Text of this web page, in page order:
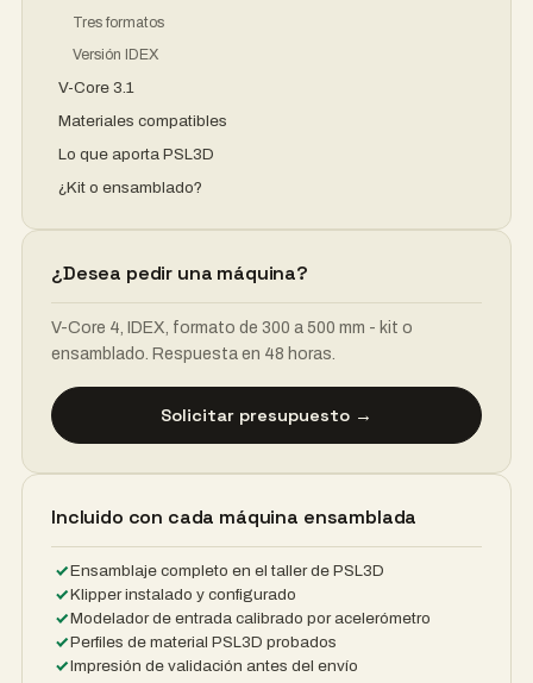
Tres formatos
Versión IDEX
V-Core 3.1
Materiales compatibles
Lo que aporta PSL3D
¿Kit o ensamblado?
¿Desea pedir una máquina?
V-Core 4, IDEX, formato de 300 a 500 mm - kit o
ensamblado. Respuesta en 48 horas.
Solicitar presupuesto →
Incluido con cada máquina ensamblada
Ensamblaje completo en el taller de PSL3D
Klipper instalado y configurado
Modelador de entrada calibrado por acelerómetro
Perfiles de material PSL3D probados
Impresión de validación antes del envío